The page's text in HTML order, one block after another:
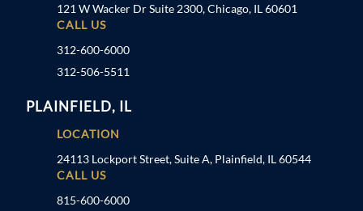
121 W Wacker Dr Suite 2300, Chicago, IL 60601
CALL US
312-600-6000
312-506-5511
PLAINFIELD, IL
LOCATION
24113 Lockport Street, Suite A, Plainfield, IL 60544
CALL US
815-600-6000